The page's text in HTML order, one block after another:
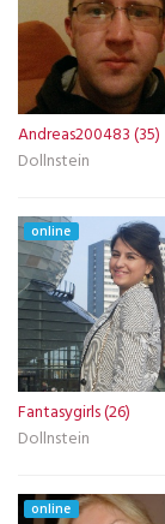
Andreas200483 (35)
Dollnstein
online
Fantasygirls (26)
Dollnstein
online